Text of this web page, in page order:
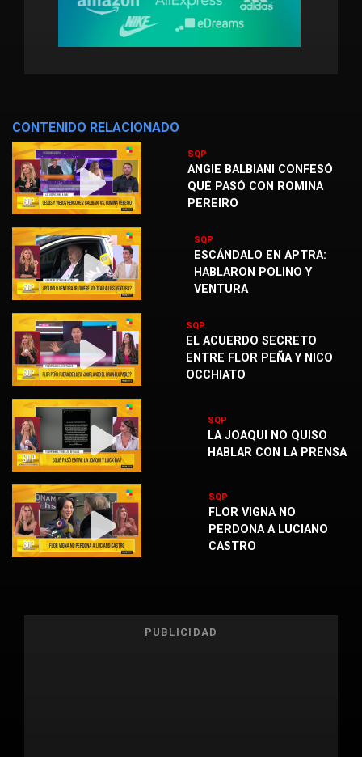
CONTENIDO RELACIONADO
SQP
ANGIE BALBIANI CONFESÓ
QUÉ PASÓ CON ROMINA
PEREIRO
SQP
ESCÁNDALO EN APTRA:
HABLARON POLINO Y
VENTURA
SQP
EL ACUERDO SECRETO
ENTRE FLOR PEÑA Y NICO
OCCHIATO
SQP
LA JOAQUI NO QUISO
HABLAR CON LA PRENSA
SQP
FLOR VIGNA NO
PERDONA A LUCIANO
CASTRO
PUBLICIDAD